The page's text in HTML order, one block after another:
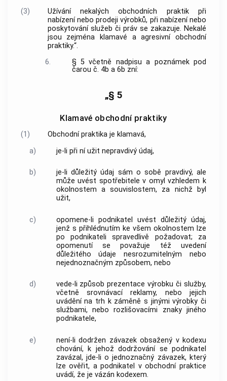
(3)
Užívání nekalých obchodních praktik při
nabízení nebo prodeji výrobků, při nabízení nebo
poskytování služeb či práv se zakazuje. Nekalé
jsou zejména klamavé a agresivní obchodní
praktiky.“.
6.
§ 5 včetně nadpisu a poznámek pod
čarou č. 4b a 6b zní:
„§ 5
Klamavé obchodní praktiky
(1)
Obchodní praktika je klamavá,
a)
je-li při ní užit nepravdivý údaj,
b)
je-li důležitý údaj sám o sobě pravdivý, ale
může uvést spotřebitele v omyl vzhledem k
okolnostem a souvislostem, za nichž byl
užit,
c)
opomene-li podnikatel uvést důležitý údaj,
jenž s přihlédnutím ke všem okolnostem lze
po podnikateli spravedlivě požadovat; za
opomenutí se považuje též uvedení
důležitého údaje nesrozumitelným nebo
nejednoznačným způsobem, nebo
d)
vede-li způsob prezentace výrobku či služby,
včetně srovnávací reklamy, nebo jejich
uvádění na trh k záměně s jinými výrobky či
službami, nebo rozlišovacími znaky jiného
podnikatele,
e)
není-li dodržen závazek obsažený v kodexu
chování, k jehož dodržování se podnikatel
zavázal, jde-li o jednoznačný závazek, který
lze ověřit, a podnikatel v obchodní praktice
uvádí, že je vázán kodexem.